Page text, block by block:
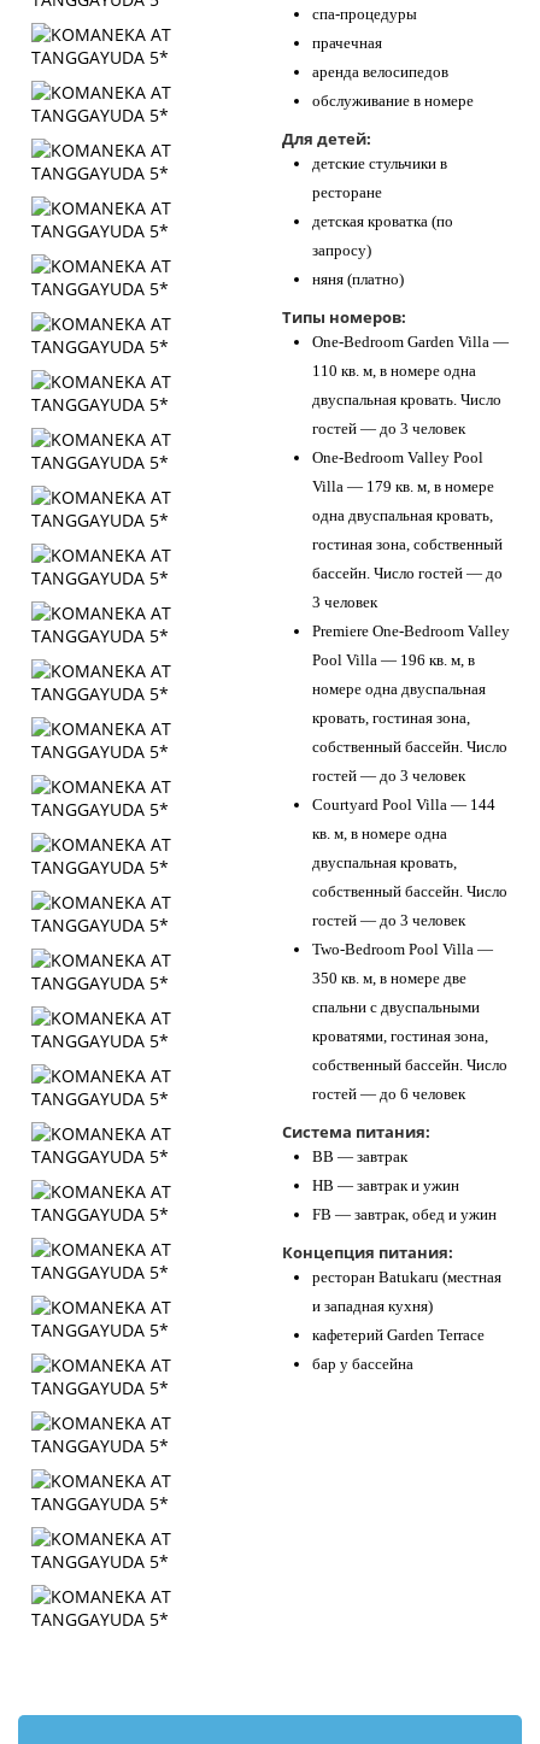
спа-процедуры
прачечная
аренда велосипедов
обслуживание в номере
Для детей:
детские стульчики в
ресторане
детская кроватка (по
запросу)
няня (платно)
Типы номеров:
One-Bedroom Garden Villa —
110 кв. м, в номере одна
двуспальная кровать. Число
гостей — до 3 человек
One-Bedroom Valley Pool
Villa — 179 кв. м, в номере
одна двуспальная кровать,
гостиная зона, собственный
бассейн. Число гостей — до
3 человек
Premiere One-Bedroom Valley
Pool Villa — 196 кв. м, в
номере одна двуспальная
кровать, гостиная зона,
собственный бассейн. Число
гостей — до 3 человек
Courtyard Pool Villa — 144
кв. м, в номере одна
двуспальная кровать,
собственный бассейн. Число
гостей — до 3 человек
Two-Bedroom Pool Villa —
350 кв. м, в номере две
спальни с двуспальными
кроватями, гостиная зона,
собственный бассейн. Число
гостей — до 6 человек
Система питания:
BB — завтрак
HB — завтрак и ужин
FB — завтрак, обед и ужин
Концепция питания:
ресторан Batukaru (местная
и западная кухня)
кафетерий Garden Terrace
бар у бассейна